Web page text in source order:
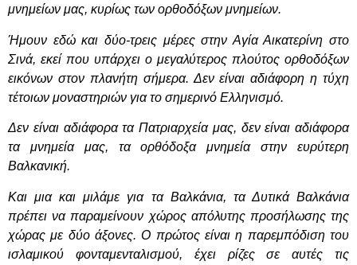
μνημείων μας, κυρίως των ορθοδόξων μνημείων.
Ήμουν εδώ και δύο-τρεις μέρες στην Αγία Αικατερίνη στο
Σινά, εκεί που υπάρχει ο μεγαλύτερος πλούτος ορθοδόξων
εικόνων στον πλανήτη σήμερα. Δεν είναι αδιάφορη η τύχη
τέτοιων μοναστηριών για το σημερινό Ελληνισμό.
Δεν είναι αδιάφορα τα Πατριαρχεία μας, δεν είναι αδιάφορα
τα μνημεία μας, τα ορθόδοξα μνημεία στην ευρύτερη
Βαλκανική.
Και μια και μιλάμε για τα Βαλκάνια, τα Δυτικά Βαλκάνια
πρέπει να παραμείνουν χώρος απόλυτης προσήλωσης της
χώρας με δύο άξονες. Ο πρώτος είναι η παρεμπόδιση του
ισλαμικού φονταμενταλισμού, έχει ρίζες σε αυτές τις